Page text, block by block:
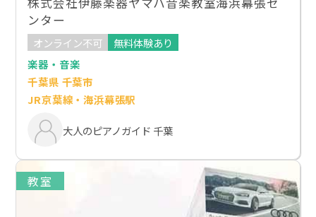
ンター
オンライン不可
無料体験あり
楽器・音楽
千葉県 千葉市
JR京葉線・海浜幕張駅
大人のピアノガイド 千葉
教室